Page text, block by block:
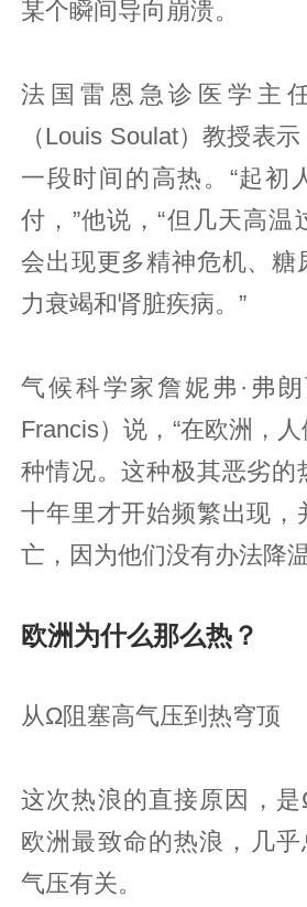
某个瞬间导向崩溃。
法国雷恩急诊医学主
（Louis Soulat）教授表
一段时间的高热。“起初
付，”他说，“但几天高温
会出现更多精神危机、糖
力衰竭和肾脏疾病。”
气候科学家詹妮弗·弗
Francis）说，“在欧洲，
种情况。这种极其恶劣的
十年里才开始频繁出现，
亡，因为他们没有办法降
欧洲为什么那么热？
从Ω阻塞高气压到热穹顶
这次热浪的直接原因，是
欧洲最致命的热浪，几
气压有关。